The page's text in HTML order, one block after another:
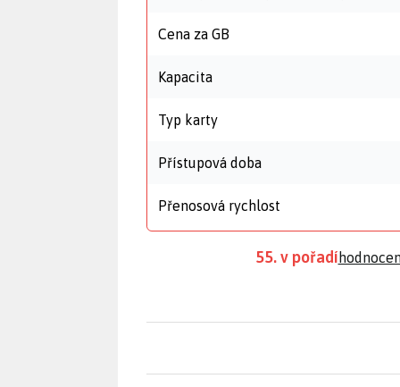
Cena za GB
Kapacita
Typ karty
Přístupová doba
Přenosová rychlost
55. v pořadí